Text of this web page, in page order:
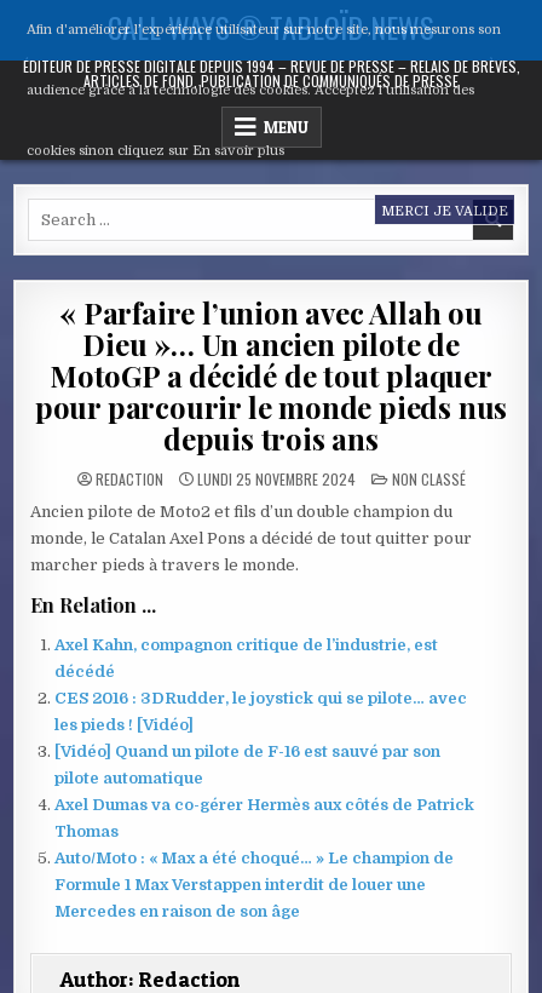
content
CALL WAYS ® TABLOÏD NEWS
ÉDITEUR DE PRESSE DIGITALE DEPUIS 1994 – REVUE DE PRESSE – RELAIS DE BRÈVES,
ARTICLES DE FOND, PUBLICATION DE COMMUNIQUÉS DE PRESSE
MENU
« Parfaire l’union avec Allah ou
Dieu »… Un ancien pilote de
MotoGP a décidé de tout plaquer
pour parcourir le monde pieds nus
depuis trois ans
REDACTION LUNDI 25 NOVEMBRE 2024 POSTED
IN
NON CLASSÉ
Ancien pilote de Moto2 et fils d’un double champion du
monde, le Catalan Axel Pons a décidé de tout quitter pour
marcher pieds à travers le monde.
En Relation ...
Axel Kahn, compagnon critique de l’industrie, est
décédé
CES 2016 : 3DRudder, le joystick qui se pilote… avec
les pieds ! [Vidéo]
[Vidéo] Quand un pilote de F-16 est sauvé par son
pilote automatique
Axel Dumas va co-gérer Hermès aux côtés de Patrick
Thomas
Auto/Moto : « Max a été choqué… » Le champion de
Formule 1 Max Verstappen interdit de louer une
Mercedes en raison de son âge
Author: Redaction
Afin d'améliorer l’expérience utilisateur sur notre site, nous mesurons son
audience grâce à la technologie des cookies. Acceptez l’utilisation des
cookies sinon cliquez sur En savoir plus
MERCI JE VALIDE